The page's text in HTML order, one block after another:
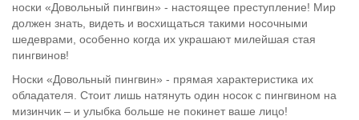
носки «Довольный пингвин» - настоящее преступление! Мир
должен знать, видеть и восхищаться такими носочными
шедеврами, особенно когда их украшают милейшая стая
пингвинов!
Носки «Довольный пингвин» - прямая характеристика их
обладателя. Стоит лишь натянуть один носок с пингвином на
мизинчик – и улыбка больше не покинет ваше лицо!